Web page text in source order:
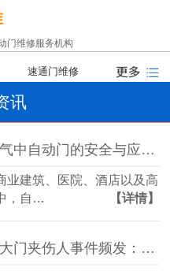
门维修服务机构
速通门维修
讯
恶劣天气中自动门的安全与应对策略
业建筑、医院、酒店以及高
，自…
【详情】
写字楼大门夹伤人事件频发：责任归谁？我们又该如何防范？